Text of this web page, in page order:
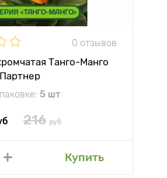
0 отзывов
Танго-Манго
5 шт
216 руб
Купить